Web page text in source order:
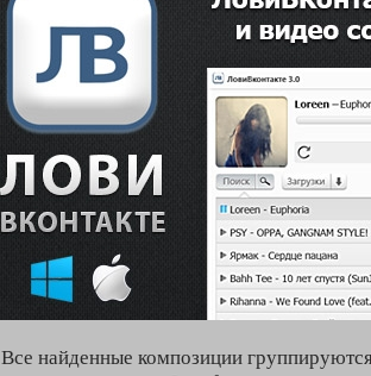
Все найденные композиции